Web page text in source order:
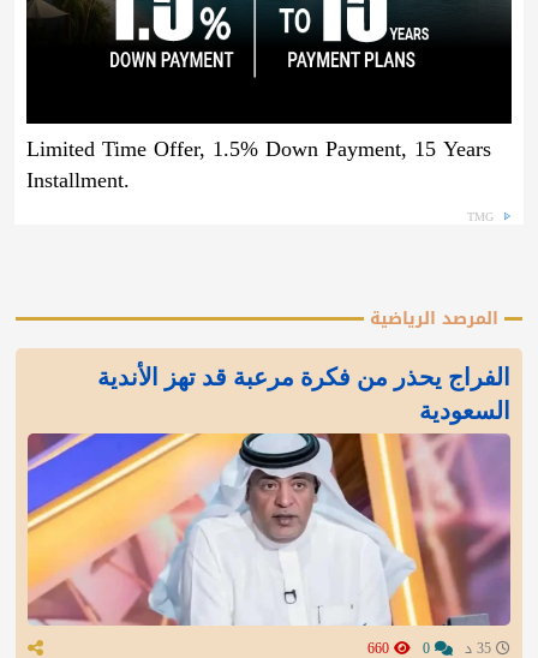
Limited Time Offer, 1.5% Down Payment, 15 Years
Installment.
TMG
المرصد الرياضية
الفراج يحذر من فكرة مرعبة قد تهز الأندية
السعودية